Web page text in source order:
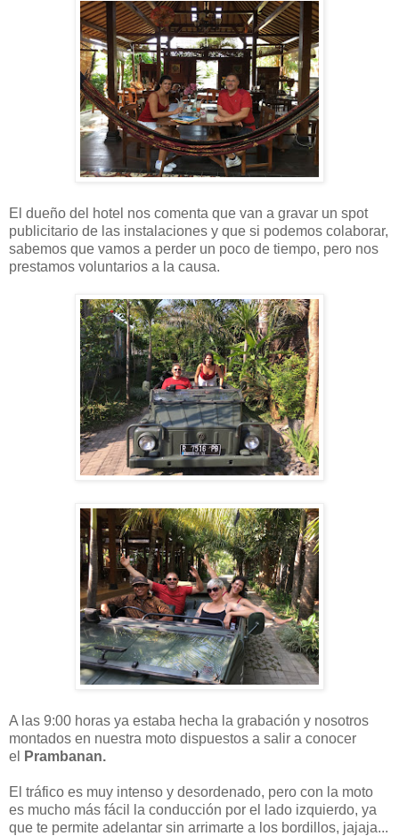
El dueño del hotel nos comenta que van a gravar un spot
publicitario de las instalaciones y que si podemos colaborar,
sabemos que vamos a perder un poco de tiempo, pero nos
prestamos voluntarios a la causa.
A las 9:00 horas ya estaba hecha la grabación y nosotros
montados en nuestra moto dispuestos a salir a conocer
el
Prambanan.
El tráfico es muy intenso y desordenado, pero con la moto
es mucho más fácil la conducción por el lado izquierdo, ya
que te permite adelantar sin arrimarte a los bordillos, jajaja...